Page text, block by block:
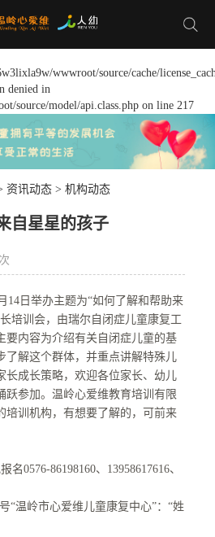
wwwroot/source/cache/
denied in
source/model/api.class.php on line 217
资讯动态 >机构动态
自星星的孩子
次
14日举办主题为“如何了解和帮助来
培训会，由瑞尔自闭症儿童康复工
要内容为介绍有关自闭症儿童的基
了解这个群体，并重点讲解特殊儿
长成长策略，欢迎各位家长、幼儿
跃参加。温岭心爱维教育培训有限
培训机构，有想要了解的，可前来
0576-86198160、13958617616、
岭市心爱维儿童康复中心”：“姓